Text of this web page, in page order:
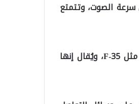
الصوت، وتتمتع
كما أُفيد بأن الطائرة قد تفوقت تقنيًا على الطائرات الحربية الأمريكية والروسية مثل F-35، ويُقال إنها